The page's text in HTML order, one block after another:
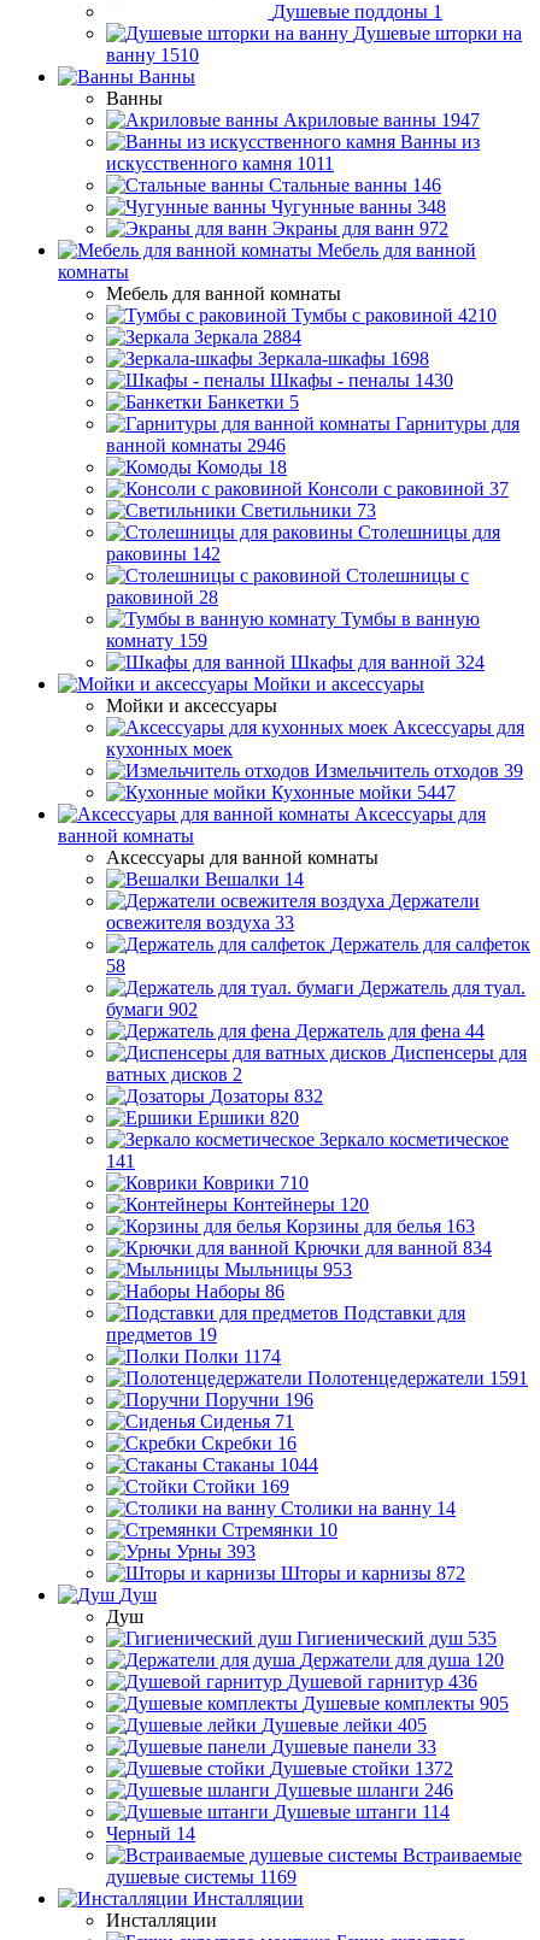
Душевые поддоны 1
Душевые шторки на
ванну 1510
Ванны
Ванны
Акриловые ванны 1947
Ванны из
искусственного камня 1011
Стальные ванны 146
Чугунные ванны 348
Экраны для ванн 972
Мебель для ванной
комнаты
Мебель для ванной комнаты
Тумбы с раковиной 4210
Зеркала 2884
Зеркала-шкафы 1698
Шкафы - пеналы 1430
Банкетки 5
Гарнитуры для
ванной комнаты 2946
Комоды 18
Консоли с раковиной 37
Светильники 73
Столешницы для
раковины 142
Столешницы с
раковиной 28
Тумбы в ванную
комнату 159
Шкафы для ванной 324
Мойки и аксессуары
Мойки и аксессуары
Аксессуары для
кухонных моек
Измельчитель отходов 39
Кухонные мойки 5447
Аксессуары для
ванной комнаты
Аксессуары для ванной комнаты
Вешалки 14
Держатели
освежителя воздуха 33
Держатель для салфеток
58
Держатель для туал.
бумаги 902
Держатель для фена 44
Диспенсеры для
ватных дисков 2
Дозаторы 832
Ершики 820
Зеркало косметическое
141
Коврики 710
Контейнеры 120
Корзины для белья 163
Крючки для ванной 834
Мыльницы 953
Наборы 86
Подставки для
предметов 19
Полки 1174
Полотенцедержатели 1591
Поручни 196
Сиденья 71
Скребки 16
Стаканы 1044
Стойки 169
Столики на ванну 14
Стремянки 10
Урны 393
Шторы и карнизы 872
Душ
Душ
Гигиенический душ 535
Держатели для душа 120
Душевой гарнитур 436
Душевые комплекты 905
Душевые лейки 405
Душевые панели 33
Душевые стойки 1372
Душевые шланги 246
Душевые штанги 114
Черный 14
Встраиваемые
душевые системы 1169
Инсталляции
Инсталляции